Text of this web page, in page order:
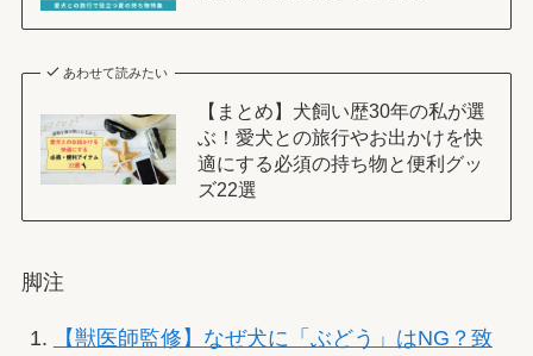
あわせて読みたい
【まとめ】犬飼い歴30年の私が選
ぶ！愛犬との旅行やお出かけを快
適にする必須の持ち物と便利グッ
ズ22選
脚注
【獣医師監修】なぜ犬に「ぶどう」はNG？致